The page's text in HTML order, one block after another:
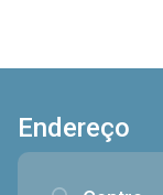
Endereço